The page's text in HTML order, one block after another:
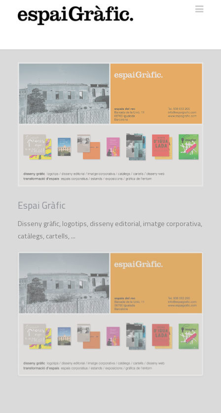
Espai Gràfic
Disseny gràfic, logotips, disseny editorial, imatge corporativa,
catàlegs, cartells, ...